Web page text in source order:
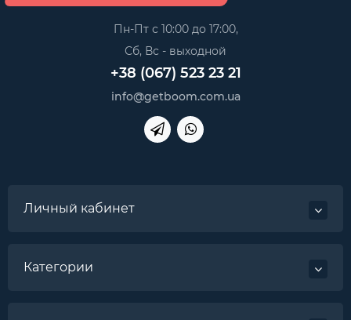
Пн-Пт с 10:00 до 17:00,
Сб, Вс - выходной
+38 (067) 523 23 21
info@getboom.com.ua
Личный кабинет
Категории